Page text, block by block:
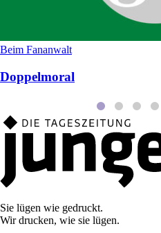
Beim Fananwalt
Doppelmoral
Sie lügen wie gedruckt.
Wir drucken, wie sie lügen.